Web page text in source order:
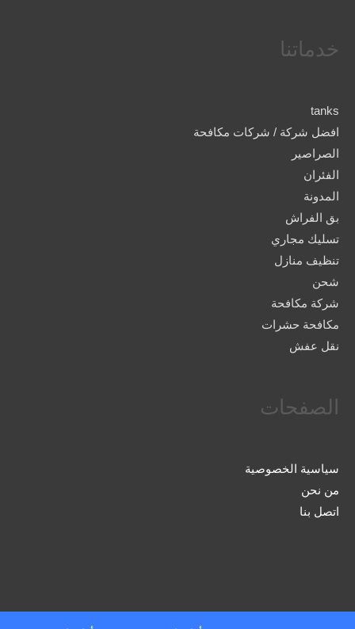
خدماتنا
tanks
افضل شركة / شركات مكافحة
الصراصير
الفئران
المدونة
بق الفراش
تسليك مجاري
تنظيف منازل
شحن
شركة مكافحة
مكافحة حشرات
نقل عفش
الصفحات
سياسية الخصوصية
من نحن
اتصل بنا